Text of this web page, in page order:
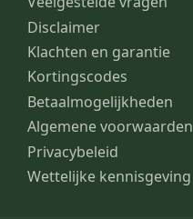
Disclaimer
Klachten en garantie
Kortingscodes
Betaalmogelijkheden
Algemene voorwaarden
Privacybeleid
Wettelijke kennisgeving